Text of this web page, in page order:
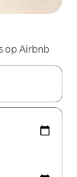
op Airbnb
je een keuze